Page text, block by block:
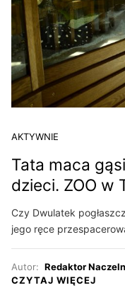
AKTYWNIE
Tata maca
dzieci. ZOO w
Czy Dwulatek
jego ręce
Autor: Redaktor
CZYTAJ WIĘCEJ